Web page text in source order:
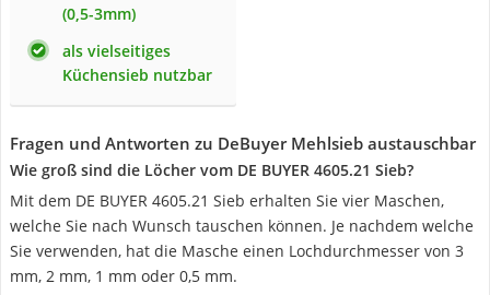
(0,5-3mm)
als vielseitiges
Küchensieb nutzbar
Fragen und Antworten zu DeBuyer Mehlsieb austauschbar
Wie groß sind die Löcher vom DE BUYER 4605.21 Sieb?
Mit dem DE BUYER 4605.21 Sieb erhalten Sie vier Maschen,
welche Sie nach Wunsch tauschen können. Je nachdem welche
Sie verwenden, hat die Masche einen Lochdurchmesser von 3
mm, 2 mm, 1 mm oder 0,5 mm.